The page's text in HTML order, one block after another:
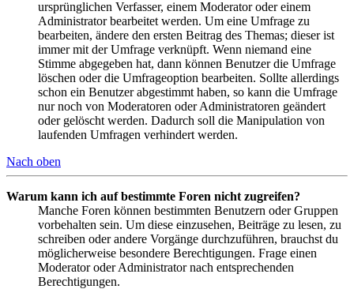
ursprünglichen Verfasser, einem Moderator oder einem
Administrator bearbeitet werden. Um eine Umfrage zu
bearbeiten, ändere den ersten Beitrag des Themas; dieser ist
immer mit der Umfrage verknüpft. Wenn niemand eine
Stimme abgegeben hat, dann können Benutzer die Umfrage
löschen oder die Umfrageoption bearbeiten. Sollte allerdings
schon ein Benutzer abgestimmt haben, so kann die Umfrage
nur noch von Moderatoren oder Administratoren geändert
oder gelöscht werden. Dadurch soll die Manipulation von
laufenden Umfragen verhindert werden.
Nach oben
Warum kann ich auf bestimmte Foren nicht zugreifen?
Manche Foren können bestimmten Benutzern oder Gruppen
vorbehalten sein. Um diese einzusehen, Beiträge zu lesen, zu
schreiben oder andere Vorgänge durchzuführen, brauchst du
möglicherweise besondere Berechtigungen. Frage einen
Moderator oder Administrator nach entsprechenden
Berechtigungen.